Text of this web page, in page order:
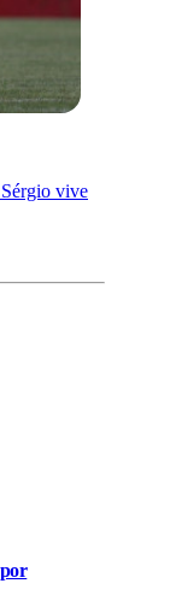
Sérgio vive